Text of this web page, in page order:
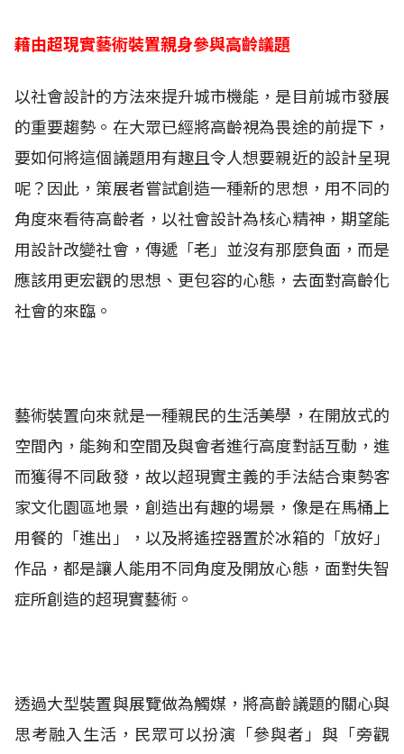
藉由超現實藝術裝置親身參與高齡議題
以社會設計的方法來提升城市機能，是目前城市發展
的重要趨勢。在大眾已經將高齡視為畏途的前提下，
要如何將這個議題用有趣且令人想要親近的設計呈現
呢？因此，策展者嘗試創造一種新的思想，用不同的
角度來看待高齡者，以社會設計為核心精神，期望能
用設計改變社會，傳遞「老」並沒有那麼負面，而是
應該用更宏觀的思想、更包容的心態，去面對高齡化
社會的來臨。
藝術裝置向來就是一種親民的生活美學，在開放式的
空間內，能夠和空間及與會者進行高度對話互動，進
而獲得不同啟發，故以超現實主義的手法結合東勢客
家文化園區地景，創造出有趣的場景，像是在馬桶上
用餐的「進出」，以及將遙控器置於冰箱的「放好」
作品，都是讓人能用不同角度及開放心態，面對失智
症所創造的超現實藝術 。
透過大型裝置與展覽做為觸媒，將高齡議題的關心與
思考融入生活，民眾可以扮演「參與者」與「旁觀